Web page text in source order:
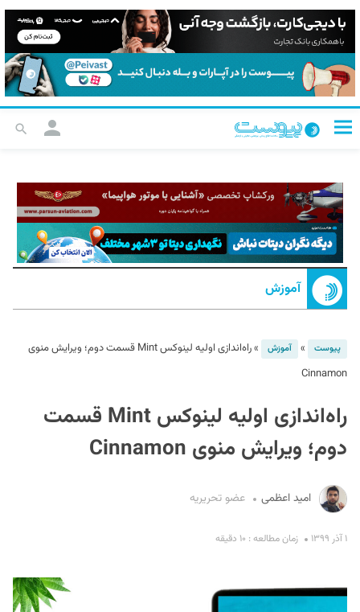
آموزش
پیوست » آموزش »
راه‌اندازی اولیه لینوکس Mint قسمت دوم؛ ویرایش منوی
Cinnamon
راه‌اندازی اولیه لینوکس Mint قسمت
دوم؛ ویرایش منوی Cinnamon
امید اعظمی عضو تحریریه
۱ آذر ۱۳۹۹ زمان مطالعه : ۱۰ دقیقه